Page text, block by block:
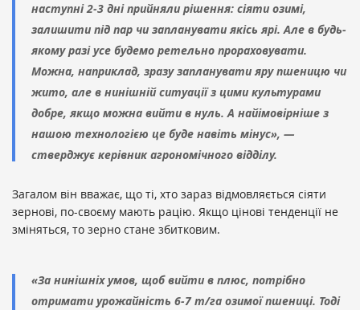
наступні 2-3 дні прийняли рішення: сіяти озимі,
залишити під пар чи запланувати якісь ярі. Але в будь-
якому разі усе будемо ретельно прораховувати.
Можна, наприклад, зразу запланувати яру пшеницю чи
жито, але в нинішній ситуації з цими культурами
добре, якщо можна вийти в нуль. А найімовірніше з
нашою технологією це буде навіть мінус», —
стверджує керівник агрономічного відділу.
Загалом він вважає, що ті, хто зараз відмовляється сіяти
зернові, по-своєму мають рацію. Якщо цінові тенденції не
зміняться, то зерно стане збитковим.
«За нинішніх умов, щоб вийти в плюс, потрібно
отримати урожайність 6-7 т/га озимої пшениці. Тоді